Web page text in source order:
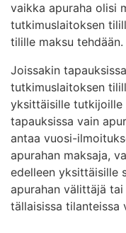
vaikka apuraha olisi
tutkimuslaitoksen
tilille maksu tehdään.
Joissakin
tutkimuslaitoksen
yksittäisille tutkijoille
tapauksissa vain
antaa vuosi-
apurahan maksaja,
edelleen yksittäisille
apurahan välittäjä
tällaisissa tilanteissa